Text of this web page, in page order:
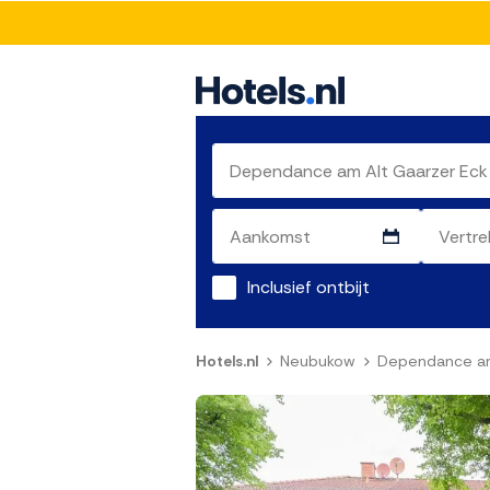
Inclusief ontbijt
Hotels.nl Neubukow Dependance